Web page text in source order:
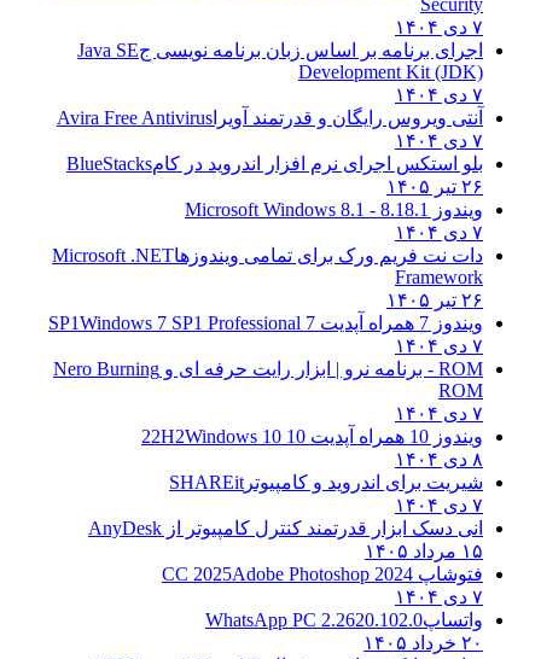
۷ دی ۱۴۰۴
اجرای برنامه بر اساس زبان برنامه نویسی جJava SE
Development Kit (JDK)
۷ دی ۱۴۰۴
آنتی ویروس رایگان و قدرتمند آویرا Avira Free Antivirus
۷ دی ۱۴۰۴
بلو استکس اجرای نرم افزار اندروید در کامBlueStacks
۲۶ تیر ۱۴۰۵
ویندوز 8.1
8.1 - Microsoft Windows 8.1
۷ دی ۱۴۰۴
دات نت فریم ورک برای تمامی ویندوزهاMicrosoft .NET
Framework
۲۶ تیر ۱۴۰۵
ویندوز 7 همراه آپدیت 7 SP1
Windows 7 SP1 Professional
۷ دی ۱۴۰۴
ROM - برنامه نرو | ابزار رایت حرفه ای و
Nero Burning
ROM
۷ دی ۱۴۰۴
ویندوز 10 همراه آپدیت 10 22H2
Windows 10
۸ دی ۱۴۰۴
شیریت برای اندروید و کامپیوتر SHAREit
۷ دی ۱۴۰۴
انی دسک ابزار قدرتمند کنترل کامپیوتر از AnyDesk
۱۵ مرداد ۱۴۰۵
فتوشاپ CC 2025 Adobe Photoshop 2024
۷ دی ۱۴۰۴
واتساپWhatsApp PC 2.2620.102.0
۲۰ خرداد ۱۴۰۵